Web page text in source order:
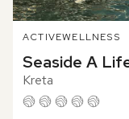
ACTIVEWELLNESS
Seaside A
Kreta